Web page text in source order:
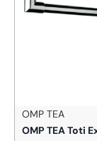
OMP TEA
OMP TEA Toti